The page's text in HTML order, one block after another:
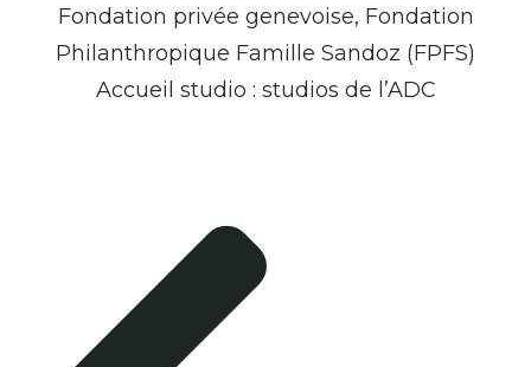
Fondation privée genevoise, Fondation
Philanthropique Famille Sandoz (FPFS)
Accueil studio : studios de l’ADC